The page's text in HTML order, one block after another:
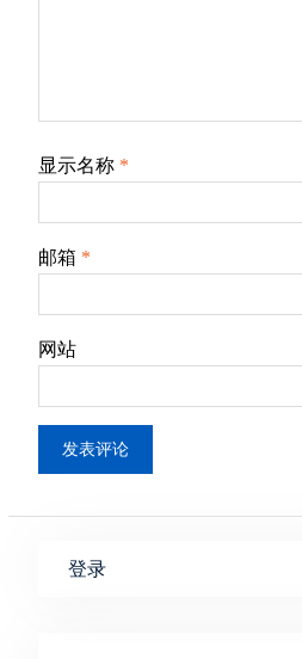
显示名称 *
邮箱 *
网站
登录